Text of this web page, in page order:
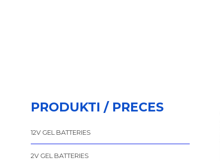
PRODUKTI / PRECES
12V GEL BATTERIES
2V GEL BATTERIES